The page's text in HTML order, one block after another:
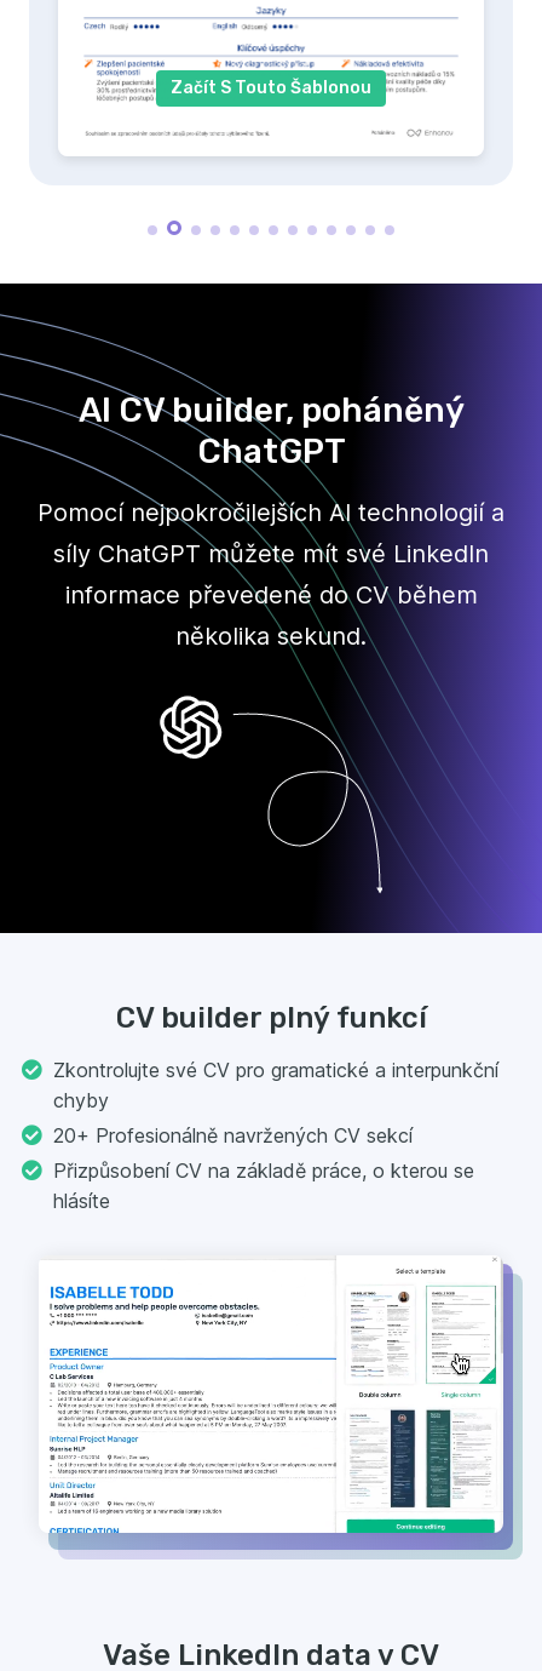
Začít S Touto Šablonou
AI CV builder, poháněný
ChatGPT
Pomocí nejpokročilejších AI technologií a
síly ChatGPT můžete mít své LinkedIn
informace převedené do CV během
několika sekund.
CV builder plný funkcí
Zkontrolujte své CV pro gramatické a interpunkční
chyby
20+ Profesionálně navržených CV sekcí
Přizpůsobení CV na základě práce, o kterou se
hlásíte
Vaše LinkedIn data v CV